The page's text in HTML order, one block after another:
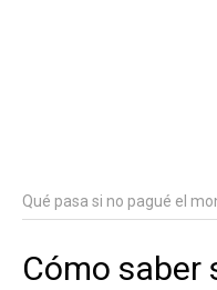
Qué pasa si no pagué el
Cómo saber